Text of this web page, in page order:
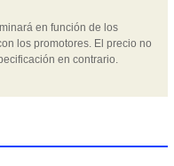
en función de los
los promotores. El precio no
en contrario.